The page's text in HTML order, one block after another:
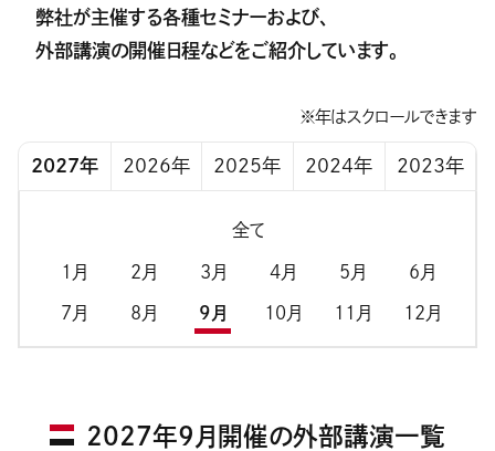
弊社が主催する各種セミナーおよび、
外部講演の開催日程などをご紹介しています。
※年はスクロールできます
2027年 2026年 2025年 2024年 2023年
全て
1月 2月 3月 4月 5月 6月
7月 8月 9月 10月 11月 12月
2027年9月開催の外部講演一覧